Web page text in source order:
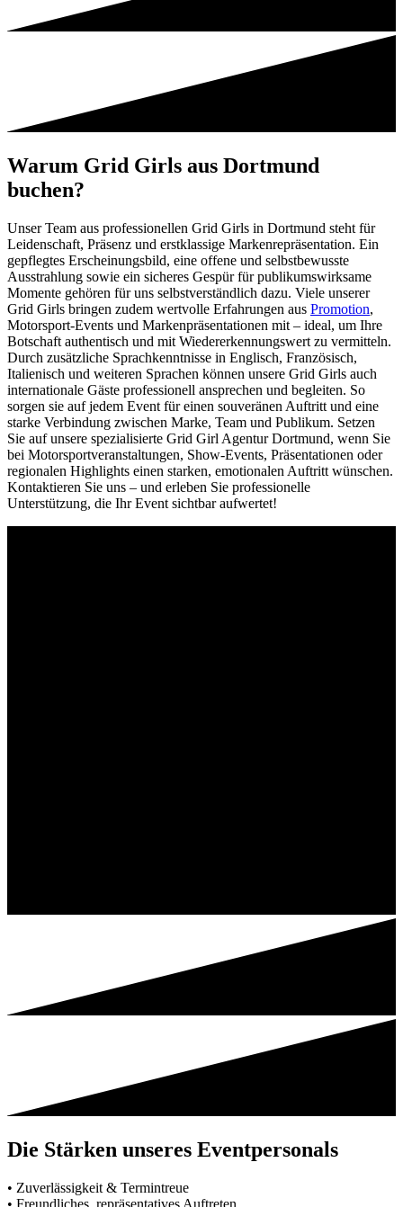
Warum Grid Girls aus Dortmund
buchen?
Unser Team aus professionellen Grid Girls in Dortmund steht für
Leidenschaft, Präsenz und erstklassige Markenrepräsentation. Ein
gepflegtes Erscheinungsbild, eine offene und selbstbewusste
Ausstrahlung sowie ein sicheres Gespür für publikumswirksame
Momente gehören für uns selbstverständlich dazu. Viele unserer
Grid Girls bringen zudem wertvolle Erfahrungen aus Promotion,
Motorsport-Events und Markenpräsentationen mit – ideal, um Ihre
Botschaft authentisch und mit Wiedererkennungswert zu vermitteln.
Durch zusätzliche Sprachkenntnisse in Englisch, Französisch,
Italienisch und weiteren Sprachen können unsere Grid Girls auch
internationale Gäste professionell ansprechen und begleiten. So
sorgen sie auf jedem Event für einen souveränen Auftritt und eine
starke Verbindung zwischen Marke, Team und Publikum. Setzen
Sie auf unsere spezialisierte Grid Girl Agentur Dortmund, wenn Sie
bei Motorsportveranstaltungen, Show-Events, Präsentationen oder
regionalen Highlights einen starken, emotionalen Auftritt wünschen.
Kontaktieren Sie uns – und erleben Sie professionelle
Unterstützung, die Ihr Event sichtbar aufwertet!
Die Stärken unseres Eventpersonals
• Zuverlässigkeit & Termintreue
• Freundliches, repräsentatives Auftreten